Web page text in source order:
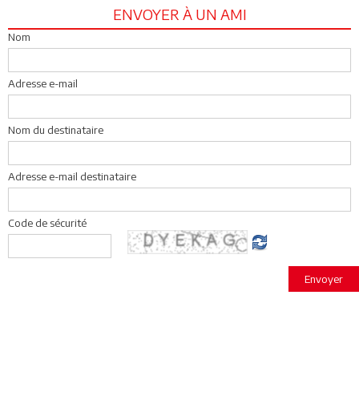
ENVOYER À UN AMI
Nom
Adresse e-mail
Nom du destinataire
Adresse e-mail destinataire
Code de sécurité
Envoyer